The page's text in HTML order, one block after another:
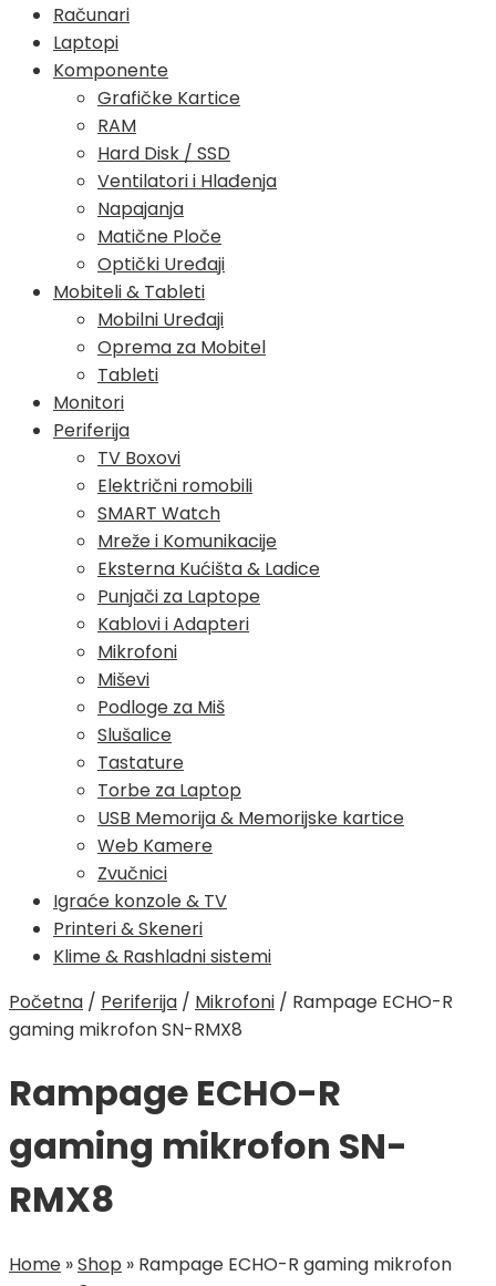
Računari
Laptopi
Komponente
Grafičke Kartice
RAM
Hard Disk / SSD
Ventilatori i Hlađenja
Napajanja
Matične Ploče
Optički Uređaji
Mobiteli & Tableti
Mobilni Uređaji
Oprema za Mobitel
Tableti
Monitori
Periferija
TV Boxovi
Električni romobili
SMART Watch
Mreže i Komunikacije
Eksterna Kućišta & Ladice
Punjači za Laptope
Kablovi i Adapteri
Mikrofoni
Miševi
Podloge za Miš
Slušalice
Tastature
Torbe za Laptop
USB Memorija & Memorijske kartice
Web Kamere
Zvučnici
Igraće konzole & TV
Printeri & Skeneri
Klime & Rashladni sistemi
Početna / Periferija / Mikrofoni / Rampage ECHO-R
gaming mikrofon SN-RMX8
Rampage ECHO-R
gaming mikrofon SN-
RMX8
Home »Shop » Rampage ECHO-R gaming mikrofon